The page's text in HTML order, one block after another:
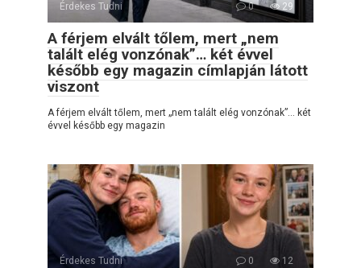
Érdekes Tudni 0 29
A férjem elvált tőlem, mert „nem
talált elég vonzónak”… két évvel
később egy magazin címlapján látott
viszont
A férjem elvált tőlem, mert „nem talált elég vonzónak”… két
évvel később egy magazin
Érdekes Tudni 0 12